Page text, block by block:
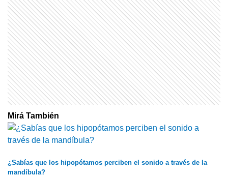
Mirá También
¿Sabías que los hipopótamos perciben el sonido a través de la
mandíbula?